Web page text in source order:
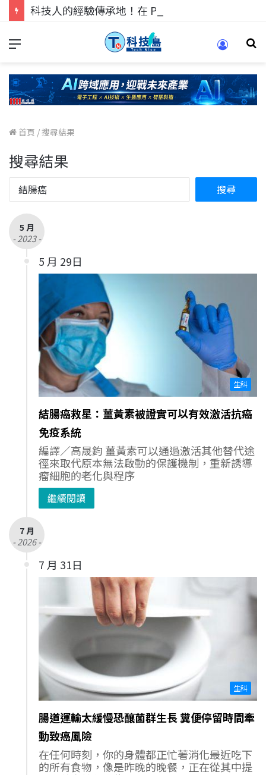
首頁 /搜尋結果
搜尋結果
5 月
- 2023 -
5 月 29日
生科
結腸癌救星：薑黃素被證實可以有效激活抗癌
免疫系統
編譯／高晟鈞 薑黃素可以通過激活其他替代途
徑來取代原本無法啟動的保護機制，重新誘導
瘤細胞的老化與程序
繼續閱讀
7 月
- 2026 -
7 月 31日
生科
腸道運輸太緩慢恐釀菌群生長 糞便停留時間牽
動致癌風險
在任何時刻，你的身體都正忙著消化最近吃下
的所有食物，像是昨晚的晚餐，正在從其中提